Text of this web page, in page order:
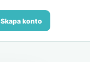
Skapa konto